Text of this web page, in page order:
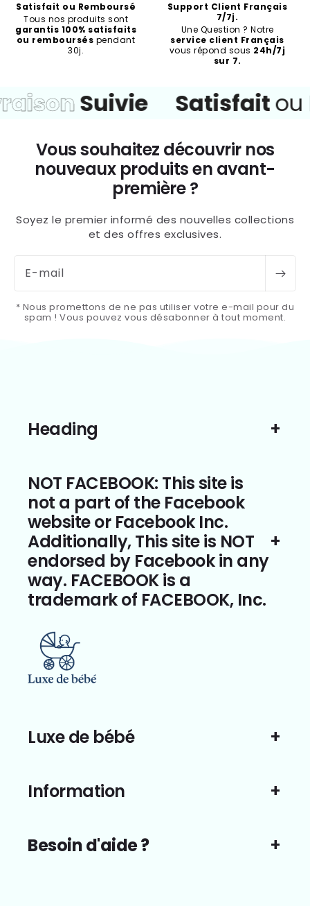
Satisfait ou Remboursé
Tous nos produits sont
garantis 100% satisfaits
ou remboursés pendant
30j.
Support Client Français
7/7j.
Une Question ? Notre
service client Français
vous répond sous 24h/7j
sur 7.
Suivie Satisfaitou
Vous souhaitez découvrir nos
nouveaux produits en avant-
première ?
Soyez le premier informé des nouvelles collections
et des offres exclusives.
E-mail
* Nous promettons de ne pas utiliser votre e-mail pour du
spam ! Vous pouvez vous désabonner à tout moment.
Heading
NOT FACEBOOK: This site is
not a part of the Facebook
website or Facebook Inc.
Additionally, This site is NOT
endorsed by Facebook in any
way. FACEBOOK is a
trademark of FACEBOOK, Inc.
Luxe de bébé
Information
Besoin d'aide ?